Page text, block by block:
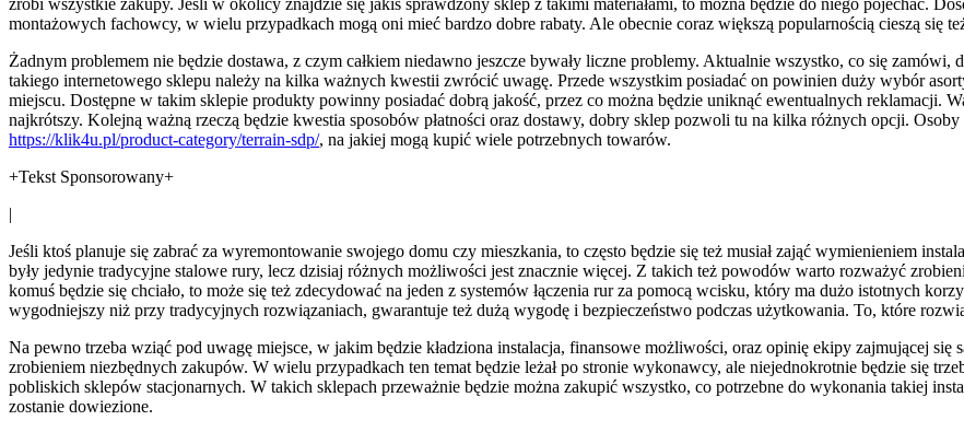
montażowych fachowcy, w wielu przypadkach mogą oni mieć bardzo dobre rabaty. Ale obecnie coraz większą popularnością cieszą się
Żadnym problemem nie będzie dostawa, z czym całkiem niedawno jeszcze bywały liczne problemy. Aktualnie wszystko, co się
takiego internetowego sklepu należy na kilka ważnych kwestii zwrócić uwagę. Przede wszystkim posiadać on powinien duży wybór
miejscu. Dostępne w takim sklepie produkty powinny posiadać dobrą jakość, przez co można będzie uniknąć ewentualnych reklamacji.
najkrótszy. Kolejną ważną rzeczą będzie kwestia sposobów płatności oraz dostawy, dobry sklep pozwoli tu na kilka różnych opcji.
https://klik4u.pl/product-category/terrain-sdp/, na jakiej mogą kupić wiele potrzebnych towarów.
+Tekst Sponsorowany+
|
Jeśli ktoś planuje się zabrać za wyremontowanie swojego domu czy mieszkania, to często będzie się też musiał zająć wymienieniem
były jedynie tradycyjne stalowe rury, lecz dzisiaj różnych możliwości jest znacznie więcej. Z takich też powodów warto rozważyć
komuś będzie się chciało, to może się też zdecydować na jeden z systemów łączenia rur za pomocą wcisku, który ma dużo istotnych
wygodniejszy niż przy tradycyjnych rozwiązaniach, gwarantuje też dużą wygodę i bezpieczeństwo podczas użytkowania. To, które
Na pewno trzeba wziąć pod uwagę miejsce, w jakim będzie kładziona instalacja, finansowe możliwości, oraz opinię ekipy zajmującej się
zrobieniem niezbędnych zakupów. W wielu przypadkach ten temat będzie leżał po stronie wykonawcy, ale niejednokrotnie będzie się
pobliskich sklepów stacjonarnych. W takich sklepach przeważnie będzie można zakupić wszystko, co potrzebne do wykonania takiej
zostanie dowiezione.